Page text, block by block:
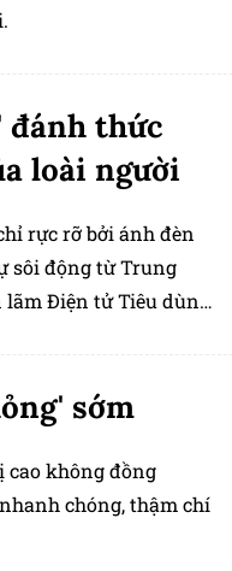
đánh thức
loài người
rực rỡ bởi ánh đèn
sôi động từ Trung
lãm Điện tử Tiêu dùng
sớm
cao không đồng
chóng, thậm chí